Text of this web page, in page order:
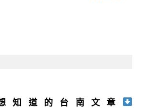
知道的台南文章